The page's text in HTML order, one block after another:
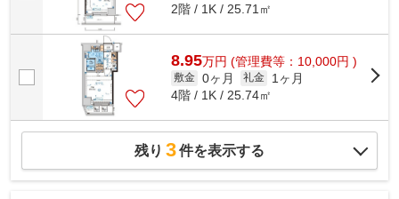
2階 / 1K / 25.71㎡
8.95万円 (管理費等：10,000円 )
敷金 0ヶ月 礼金
1ヶ月
4階 / 1K / 25.74㎡
残り 3件を表示する